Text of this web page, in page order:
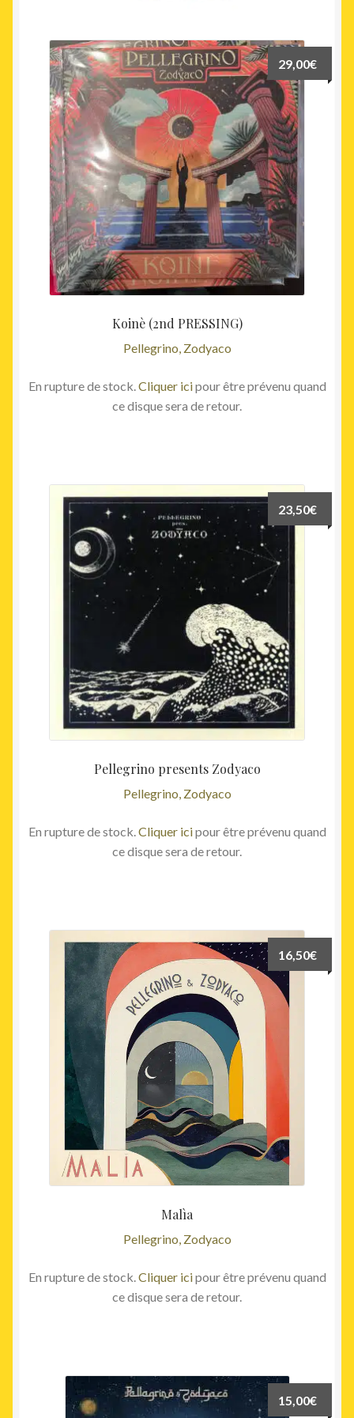
plus
ancien
Koinè (2nd PRESSING)
Pellegrino, Zodyaco
29,00€
En rupture de stock. Cliquer icipour être prévenu quand
ce disque sera de retour.
Pellegrino presents Zodyaco
Pellegrino, Zodyaco
23,50€
En rupture de stock. Cliquer icipour être prévenu quand
ce disque sera de retour.
Malìa
Pellegrino, Zodyaco
16,50€
En rupture de stock. Cliquer icipour être prévenu quand
ce disque sera de retour.
15,00€